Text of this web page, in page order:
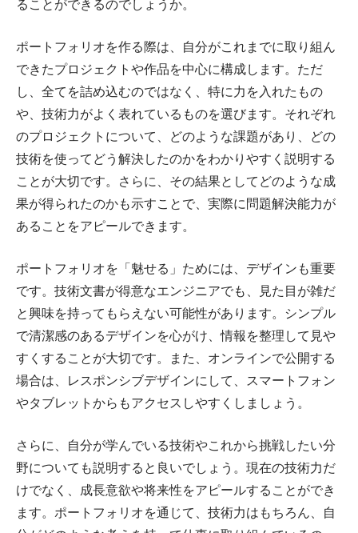
ることができるのでしょうか。
ポートフォリオを作る際は、自分がこれまでに取り組ん
できたプロジェクトや作品を中心に構成します。ただ
し、全てを詰め込むのではなく、特に力を入れたもの
や、技術力がよく表れているものを選びます。それぞれ
のプロジェクトについて、どのような課題があり、どの
技術を使ってどう解決したのかをわかりやすく説明する
ことが大切です。さらに、その結果としてどのような成
果が得られたのかも示すことで、実際に問題解決能力が
あることをアピールできます。
ポートフォリオを「魅せる」ためには、デザインも重要
です。技術文書が得意なエンジニアでも、見た目が雑だ
と興味を持ってもらえない可能性があります。シンプル
で清潔感のあるデザインを心がけ、情報を整理して見や
すくすることが大切です。また、オンラインで公開する
場合は、レスポンシブデザインにして、スマートフォン
やタブレットからもアクセスしやすくしましょう。
さらに、自分が学んでいる技術やこれから挑戦したい分
野についても説明すると良いでしょう。現在の技術力だ
けでなく、成長意欲や将来性をアピールすることができ
ます。ポートフォリオを通じて、技術力はもちろん、自